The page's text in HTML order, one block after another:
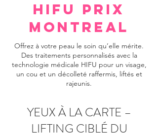
Hifu Prix
Montreal
Offrez à votre peau le soin qu’elle mérite.
Des traitements personnalisés avec la
technologie médicale HIFU pour un visage,
un cou et un décolleté raffermis, liftés et
rajeunis.
YEUX À LA CARTE –
LIFTING CIBLÉ DU